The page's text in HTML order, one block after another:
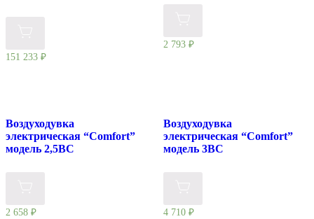
151 233 ₽
2 793 ₽
Воздуходувка
электрическая “Comfort”
модель 2,5BC
2 658 ₽
Воздуходувка
электрическая “Comfort”
модель 3BC
4 710 ₽